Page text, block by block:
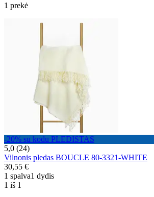
1 prekė
-20% su kodu PLEDISTAS
5,0 (24)
Vilnonis pledas BOUCLE 80-3321-WHITE
30,55 €
1 spalva1 dydis
1 iš 1